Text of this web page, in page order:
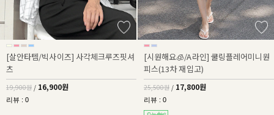
[살안타템/빅사이즈] 사각체크루즈핏셔
츠
19,900원 / 16,900원
리뷰 : 0
[시원해요🧊/A라인] 쿨링플레어미니원
피스(13차 재입고)
25,500원 / 17,800원
리뷰 : 0